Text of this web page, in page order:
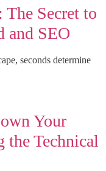
The Secret to
and SEO
seconds determine
Your
the Technical